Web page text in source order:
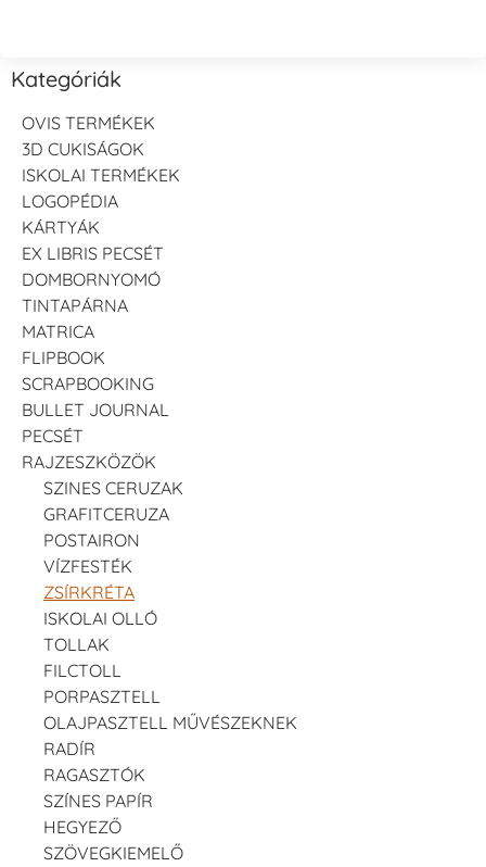
Kategóriák
OVIS TERMÉKEK
3D CUKISÁGOK
ISKOLAI TERMÉKEK
LOGOPÉDIA
KÁRTYÁK
EX LIBRIS PECSÉT
DOMBORNYOMÓ
TINTAPÁRNA
MATRICA
FLIPBOOK
SCRAPBOOKING
BULLET JOURNAL
PECSÉT
RAJZESZKÖZÖK
SZINES CERUZAK
GRAFITCERUZA
POSTAIRON
VÍZFESTÉK
ZSÍRKRÉTA
ISKOLAI OLLÓ
TOLLAK
FILCTOLL
PORPASZTELL
OLAJPASZTELL MŰVÉSZEKNEK
RADÍR
RAGASZTÓK
SZÍNES PAPÍR
HEGYEZŐ
SZÖVEGKIEMELŐ